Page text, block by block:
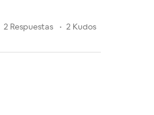
2 Respuestas 2 Kudos